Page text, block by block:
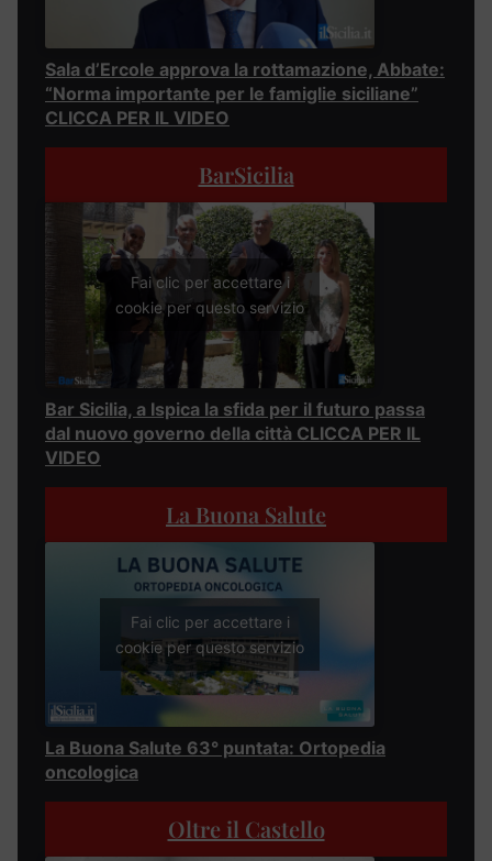
Sala d’Ercole approva la rottamazione, Abbate:
“Norma importante per le famiglie siciliane”
CLICCA PER IL VIDEO
BarSicilia
Fai clic per accettare i
cookie per questo servizio
Bar Sicilia, a Ispica la sfida per il futuro passa
dal nuovo governo della città CLICCA PER IL
VIDEO
La Buona Salute
Fai clic per accettare i
cookie per questo servizio
La Buona Salute 63° puntata: Ortopedia
oncologica
Oltre il Castello